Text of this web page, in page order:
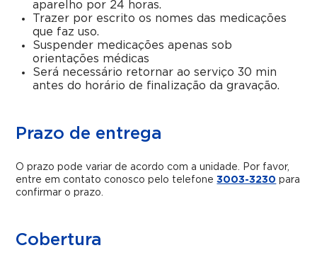
aparelho por 24 horas.
Trazer por escrito os nomes das medicações
que faz uso.
Suspender medicações apenas sob
orientações médicas
Será necessário retornar ao serviço 30 min
antes do horário de finalização da gravação.
Prazo de entrega
O prazo pode variar de acordo com a unidade. Por favor,
entre em contato conosco pelo telefone3003-3230 para
confirmar o prazo.
Cobertura